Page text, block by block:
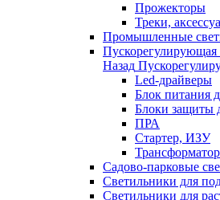
Прожекторы
Треки,
Промышленные
Пускорегулирующая
Назад
Led-драйверы
Блок питания
Блоки защиты
ПРА
Стартер, ИЗУ
Садово-парковые
Светильники для
Светильники для